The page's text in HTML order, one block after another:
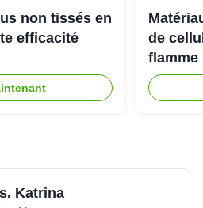
★★★★★
★★★★★
with a tailored solution.
non tissés en
efficacité
de
flamme
Katrina